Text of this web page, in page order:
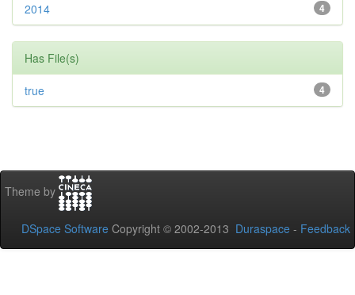
4
2014
Has File(s)
4
true
Theme by
DSpace Software Copyright © 2002-2013 Duraspace - Feedback